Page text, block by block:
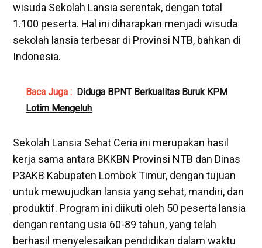
wisuda Sekolah Lansia serentak, dengan total
1.100 peserta. Hal ini diharapkan menjadi wisuda
sekolah lansia terbesar di Provinsi NTB, bahkan di
Indonesia.
Baca Juga : Diduga BPNT Berkualitas Buruk KPM
Lotim Mengeluh
Sekolah Lansia Sehat Ceria ini merupakan hasil
kerja sama antara BKKBN Provinsi NTB dan Dinas
P3AKB Kabupaten Lombok Timur, dengan tujuan
untuk mewujudkan lansia yang sehat, mandiri, dan
produktif. Program ini diikuti oleh 50 peserta lansia
dengan rentang usia 60-89 tahun, yang telah
berhasil menyelesaikan pendidikan dalam waktu